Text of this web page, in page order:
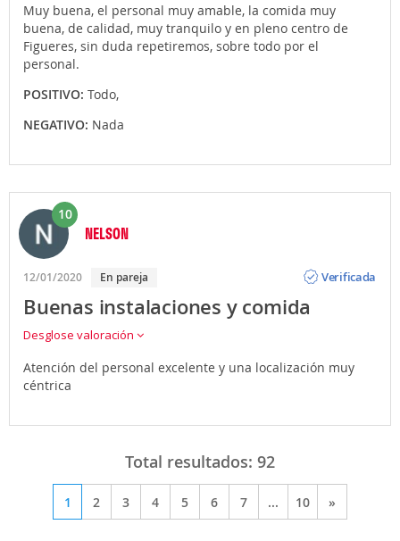
Muy buena, el personal muy amable, la comida muy
buena, de calidad, muy tranquilo y en pleno centro de
Figueres, sin duda repetiremos, sobre todo por el
personal.
POSITIVO: Todo,
NEGATIVO: Nada
10
NELSON
12/01/2020 En pareja
Verificada
Buenas instalaciones y comida
Desglose valoración
Atención del personal excelente y una localización muy
céntrica
Total resultados: 92
1 2 3 4 5 6 7 ... 10 »